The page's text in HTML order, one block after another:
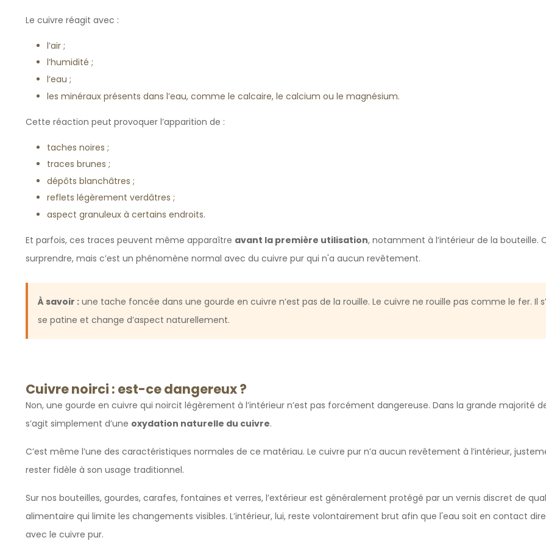
Le cuivre réagit avec :
l’air ;
l’humidité ;
l’eau ;
les minéraux présents dans l’eau, comme le calcaire, le calcium ou le magnésium.
Cette réaction peut provoquer l’apparition de :
taches noires ;
traces brunes ;
dépôts blanchâtres ;
reflets légèrement verdâtres ;
aspect granuleux à certains endroits.
Et parfois, ces traces peuvent même apparaître avant la première utilisation, notamment à l’intérieur de la bouteille.
surprendre, mais c’est un phénomène normal avec du cuivre pur qui n'a aucun revêtement.
À savoir : une tache foncée dans une gourde en cuivre n’est pas de la rouille. Le cuivre ne rouille pas comme le fer. Il
se patine et change d’aspect naturellement.
Cuivre noirci : est-ce dangereux ?
Non, une gourde en cuivre qui noircit légèrement à l’intérieur n’est pas forcément dangereuse. Dans la grande majorité
s’agit simplement d’une oxydation naturelle du cuivre.
C’est même l’une des caractéristiques normales de ce matériau. Le cuivre pur n’a aucun revêtement à l’intérieur,
rester fidèle à son usage traditionnel.
Sur nos bouteilles, gourdes, carafes, fontaines et verres, l’extérieur est généralement protégé par un vernis discret de
alimentaire qui limite les changements visibles. L’intérieur, lui, reste volontairement brut afin que l'eau soit en contact
avec le cuivre pur.